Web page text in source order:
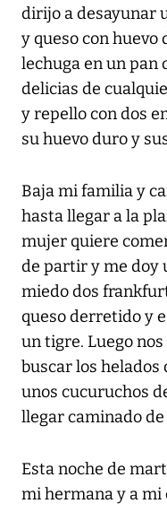
dirijo a desayunar
y queso con huevo
lechuga en un pan
delicias de
y repello con dos
su huevo duro y
Baja mi familia y
hasta llegar a la
mujer quiere
de partir y me doy
miedo dos
queso derretido y
un tigre. Luego
buscar los
unos cucuruchos
llegar caminado
Esta noche de
mi hermana y a mi